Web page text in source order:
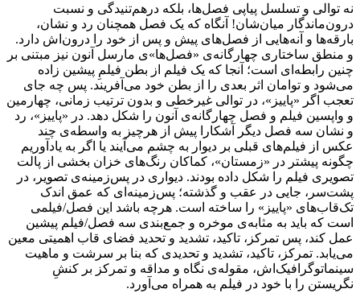
نه توالی و تسلسل پیاپی فصل‌ها، بلکه درهم‌تنیدگی و نسبت
درون‌ماندگار میان‌شان! آنگاه که یک فصل همچنان رد و نشان،
بارقه‌ها و آنه‌هایی از فصل‌های پیش و پس از خود را درون‌اش دارد.
و منطق ساختاری چهارگانه‌ی «فصل‌ها»ی مارسل آنون نیز مبتنی بر
چنین رابطه‌ای است؛ آنجا که یک فیلم از بطن فیلمِ پیشین زاده
می‌شود و توامان اثر بعدی را از بطن خود می‌آفریند. پس چه جای
تعجب اگر «پاییز»، در توالی غیرخطی و بدون ترتیب زمانی، چهارمین
و واپسین فیلم و فصل چهارگانه‌ی آنون را شکل ‌دهد. در «پاییز»، رد
و نشان سه فصل دیگر آشکارا پیش از هرچیز به واسطه‌ی چند
عکس از فیلم‌های قبلی بر دیوار به چشم می‌آیند یا اگر به یادآوریم
چگونه پیشتر در «زمستان»، کماکان رنگ‌های خزان بخشی از پالت
تصویری فیلم را شکل داده بودند. دیواری در پس‌زمینه‌ی تصویر، در
پشت‌سر، جایی در عقب و گذشته؛ پس‌زمینه‌ای که عمق‌ اندک
تک‌قاب‌های «پاییز» را ساخته است. هرچه باشد این فصل/فیلمی
است که باید به مثابه‌ی موخره و جمع‌بندی سه فصل/فیلم پیشین
عمل کند، پس تمرکز، تاکید، تشدید و تحدید فضای قاب اهمیتی معین
می‌یابد. تمرکز، تاکید، تشدید و تحدیدی که بنا بر سرشت و ماهیت
سینماتوگرافیک‌اش، مقوله‌ی نگاه و مداقه و تمرکز بر کنشِ
نگریستن را با خود در فیلم به همراه می‌آورد.